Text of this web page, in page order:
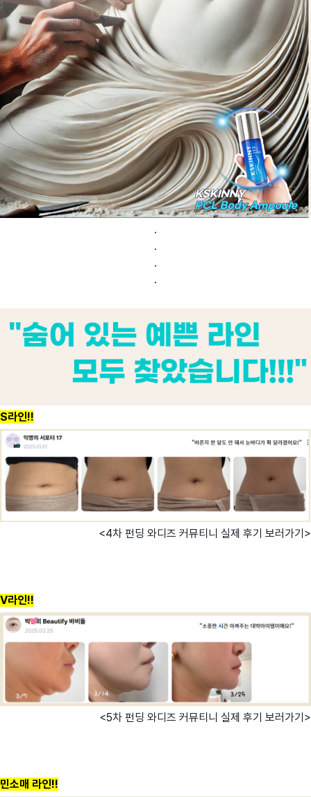
.
.
.
.
S라인!!
<4차 펀딩 와디즈 커뮤티니 실제 후기 보러가기>
V라인!!
<5차 펀딩 와디즈 커뮤티니 실제 후기 보러가기>
민소매 라인!!